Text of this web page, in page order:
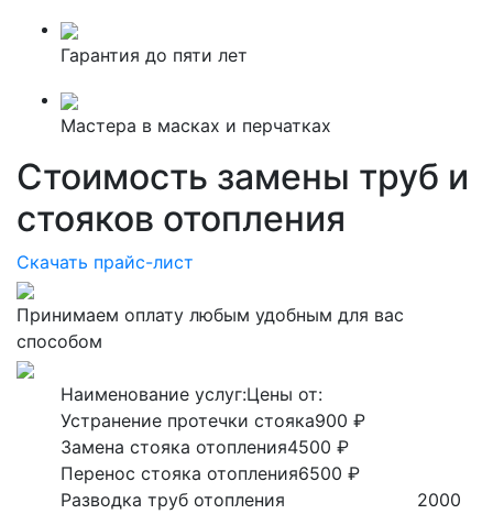
Гарантия до пяти лет
Мастера в масках и перчатках
Стоимость замены труб и
стояков отопления
Скачать прайс-лист
Принимаем оплату любым удобным для вас
способом
Наименование услуг:Цены от:
Устранение протечки стояка900 ₽
Замена стояка отопления4500 ₽
Перенос стояка отопления6500 ₽
Разводка труб отопления
2000